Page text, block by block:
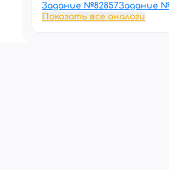
Задание №82857Задание
Показать все аналоги